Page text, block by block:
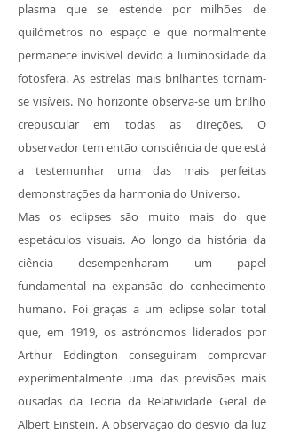
plasma que se estende por milhões de
quilómetros no espaço e que normalmente
permanece invisível devido à luminosidade da
fotosfera. As estrelas mais brilhantes tornam-
se visíveis. No horizonte observa-se um brilho
crepuscular em todas as direções. O
observador tem então consciência de que está
a testemunhar uma das mais perfeitas
demonstrações da harmonia do Universo.
Mas os eclipses são muito mais do que
espetáculos visuais. Ao longo da história da
ciência desempenharam um papel
fundamental na expansão do conhecimento
humano. Foi graças a um eclipse solar total
que, em 1919, os astrónomos liderados por
Arthur Eddington conseguiram comprovar
experimentalmente uma das previsões mais
ousadas da Teoria da Relatividade Geral de
Albert Einstein. A observação do desvio da luz